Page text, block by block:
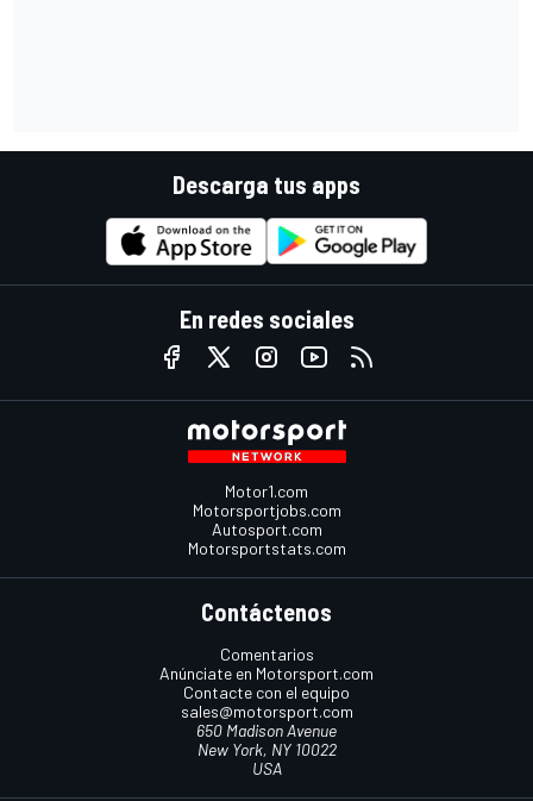
Descarga tus apps
En redes sociales
Motor1.com
Motorsportjobs.com
Autosport.com
Motorsportstats.com
Contáctenos
Comentarios
Anúnciate en Motorsport.com
Contacte con el equipo
sales@motorsport.com
650 Madison Avenue
New York, NY 10022
USA